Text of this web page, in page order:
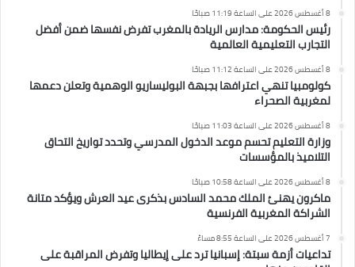
8 أغسطس 2026 على الساعة 11:19 صباحًا
رئيس الحكومة: مدارس الريادة بالمغرب تفرض نفسها ضمن أفضل
التجارب التعليمية العالمية
8 أغسطس 2026 على الساعة 11:12 صباحًا
كولومبيا تنهي اعترافها بجبهة البوليساريو الوهمية وتعلن دعمها
لمغربية الصحراء
8 أغسطس 2026 على الساعة 11:03 صباحًا
وزارة التعليم تحسم موعد الدخول المدرسي وتحدد تواريخ التحاق
التلاميذ بالمؤسسات
8 أغسطس 2026 على الساعة 10:58 صباحًا
ماكرون يهنئ الملك محمد السادس بذكرى عيد العرش ويؤكد متانة
الشراكة المغربية الفرنسية
7 أغسطس 2026 على الساعة 8:55 مساءً
تداعيات أزمة سبتة: إسبانيا ترد على إيطاليا وتفرض المراقبة على